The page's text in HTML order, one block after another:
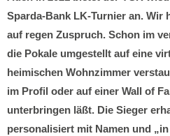
Sparda-Bank LK-Turnier an. Wir
auf regen Zuspruch. Schon im
die Pokale umgestellt auf eine
heimischen Wohnzimmer
im Profil oder auf einer Wall of
unterbringen läßt. Die Sieger
personalisiert mit Namen und